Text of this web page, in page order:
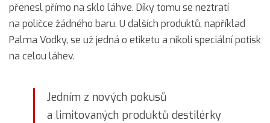
přenesl přímo na sklo láhve. Díky tomu se neztratí
na poličce žádného baru. U dalších produktů, například
Palma Vodky, se už jedná o etiketu a nikoli speciální potisk
na celou láhev.
Jedním z nových pokusů
a limitovaných produktů destilérky